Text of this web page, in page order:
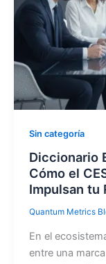
Sin categoría
Diccionario
Cómo el
Impulsan tu
Quantum Metrics
En el
entre una